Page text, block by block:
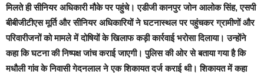
मिलते ही सीनियर अधिकारी मौके पर पहुंचे। एडीजी कानपुर जोन आलोक सिंह, एसपी
बीबीजीटीएस मूर्ति और सीनियर अधिकारियों ने घटनास्थल पर पहुंचकर ग्रामीणों और
परिवारीजनों को मामले में दोषियों के खिलाफ कड़ी कार्रवाई भरोसा दिलाया। उन्होंने
कहा कि घटना की निष्पक्ष जांच कराई जाएगी। पुलिस की ओर से बताया गया है कि
मधौली गांव के निवासी गेदनलाल ने एक शिकायत दर्ज कराई थी। शिकायत में कहा